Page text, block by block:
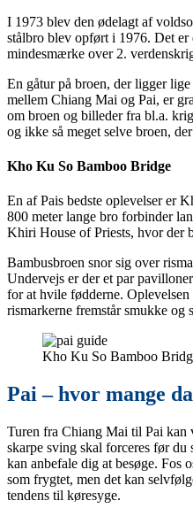
I 1973 blev den ødelagt af
stålbro blev opført i 1976. Det er
mindesmærke over 2.
En gåtur på broen, der ligger
mellem Chiang Mai og Pai, er
om broen og billeder fra bl.a.
og ikke så meget selve broen,
Kho Ku So Bamboo Bridge
En af Pais bedste oplevelser er
800 meter lange bro forbinder
Khiri House of Priests, hvor der
Bambusbroen snor sig over
Undervejs er der et par
for at hvile fødderne.
rismarkerne fremstår smukke og
Kho Ku So Bamboo
Pai – hvor mange
Turen fra Chiang Mai til Pai
skarpe sving skal forceres før
kan anbefale dig at besøge. Fos
som frygtet, men det kan
tendens til køresyge.